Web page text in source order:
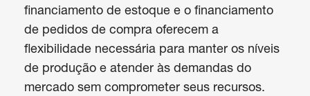
financiamento de estoque e o financiamento
de pedidos de compra oferecem a
flexibilidade necessária para manter os níveis
de produção e atender às demandas do
mercado sem comprometer seus recursos.